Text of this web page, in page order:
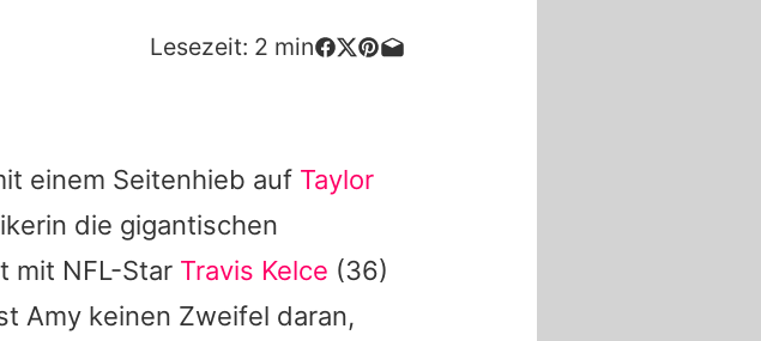
Lesezeit: 2 min
einem Seitenhieb auf Taylor
die gigantischen
mit NFL-Star Travis Kelce (36)
Amy keinen Zweifel daran,